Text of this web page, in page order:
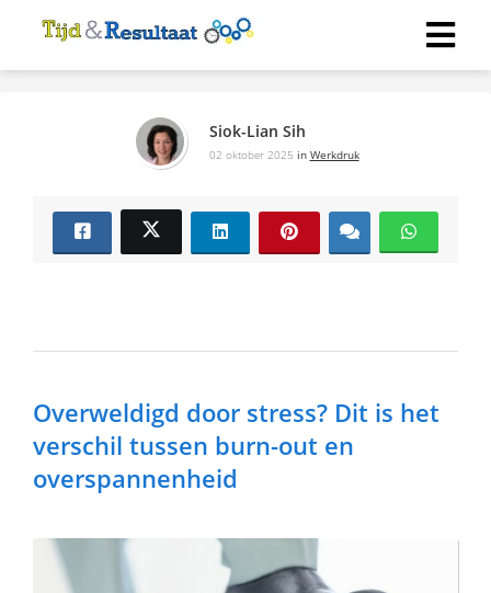
Siok-Lian Sih
02 oktober 2025 in Werkdruk
Overweldigd door stress? Dit is het
verschil tussen burn-out en
overspannenheid